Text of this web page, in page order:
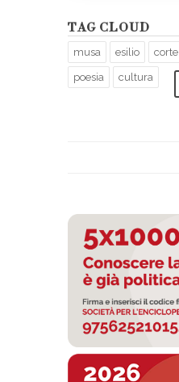
TAG CLOUD
musa esilio corte
poesia cultura